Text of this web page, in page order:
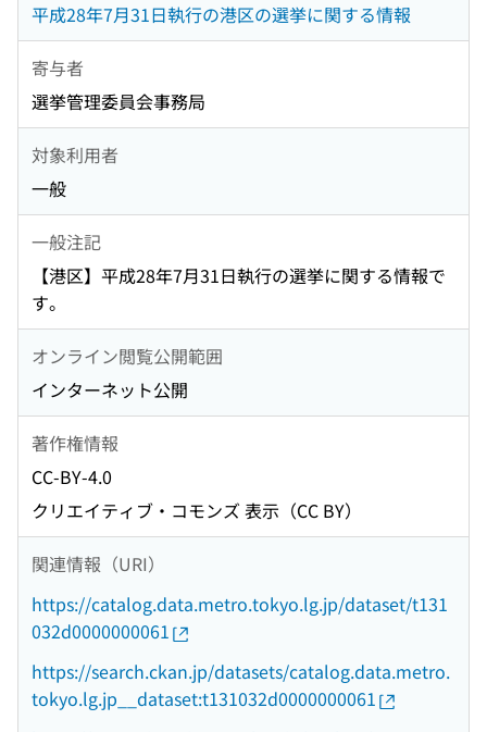
平成28年7月31日執行の港区の選挙に関する情報
寄与者
選挙管理委員会事務局
対象利用者
一般
一般注記
【港区】平成28年7月31日執行の選挙に関する情報で
す。
オンライン閲覧公開範囲
インターネット公開
著作権情報
CC-BY-4.0
クリエイティブ・コモンズ 表示（CC BY）
関連情報（URI）
https://catalog.data.metro.tokyo.lg.jp/dataset/t131
032d0000000061
https://search.ckan.jp/datasets/catalog.data.metro.
tokyo.lg.jp__dataset:t131032d0000000061